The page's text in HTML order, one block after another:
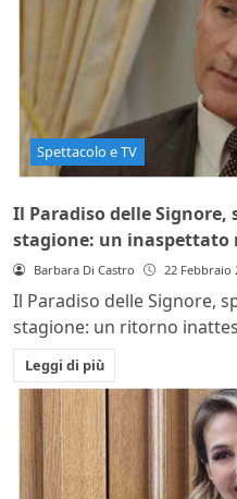
Spettacolo e TV
Il Paradiso delle Signore,
stagione: un
Barbara Di Castro 22 Febbraio
Il Paradiso delle Signore,
stagione: un ritorno
Leggi di più